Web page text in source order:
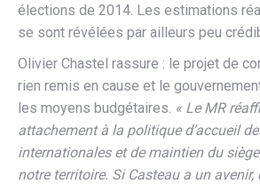
élections de 2014. Les estimations
se sont révélées par ailleurs peu
Olivier Chastel rassure : le projet de
rien remis en cause et le
les moyens budgétaires. « Le MR
attachement à la politique d’accueil
internationales et de maintien du siège
notre territoire. Si Casteau a un avenir,